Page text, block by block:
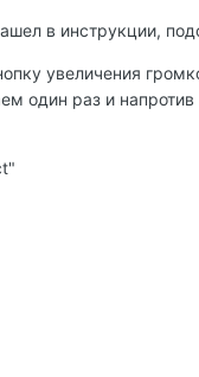
в инструкции,
увеличения
один раз и